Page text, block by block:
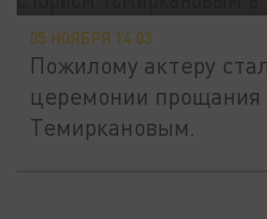
05 НОЯБРЯ 14:03
Пожилому актеру
церемонии
Темиркановым.